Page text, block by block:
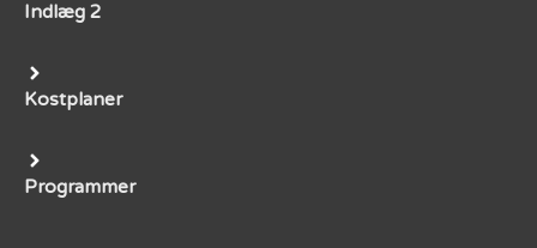
Indlæg 2
Kostplaner
Programmer